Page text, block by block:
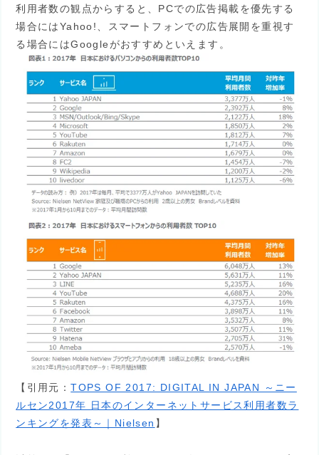
利用者数の観点からすると、PCでの広告掲載を優先する
場合にはYahoo!、スマートフォンでの広告展開を重視す
る場合にはGoogleがおすすめといえます。
【引用元：TOPS OF 2017: DIGITAL IN JAPAN ～ニー
ルセン2017年 日本のインターネットサービス利用者数ラ
ンキングを発表～｜Nielsen 】